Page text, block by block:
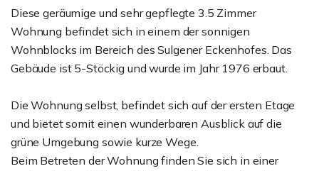
Diese geräumige und sehr gepflegte 3.5 Zimmer
Wohnung befindet sich in einem der sonnigen
Wohnblocks im Bereich des Sulgener Eckenhofes. Das
Gebäude ist 5-Stöckig und wurde im Jahr 1976 erbaut.
Die Wohnung selbst, befindet sich auf der ersten Etage
und bietet somit einen wunderbaren Ausblick auf die
grüne Umgebung sowie kurze Wege.
Beim Betreten der Wohnung finden Sie sich in einer